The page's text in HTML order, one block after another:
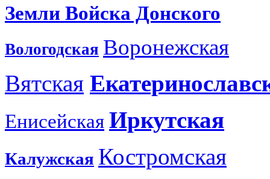
Земли Войска Донского
Вологодская Воронежская
Вятская
Енисейская Иркутская
Калужская Костромская